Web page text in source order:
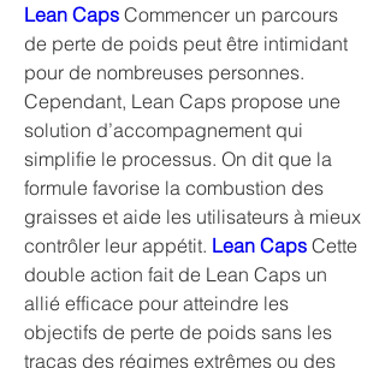
Lean Caps Commencer un parcours
de perte de poids peut être intimidant
pour de nombreuses personnes.
Cependant, Lean Caps propose une
solution d’accompagnement qui
simplifie le processus. On dit que la
formule favorise la combustion des
graisses et aide les utilisateurs à mieux
contrôler leur appétit. Lean Caps Cette
double action fait de Lean Caps un
allié efficace pour atteindre les
objectifs de perte de poids sans les
tracas des régimes extrêmes ou des